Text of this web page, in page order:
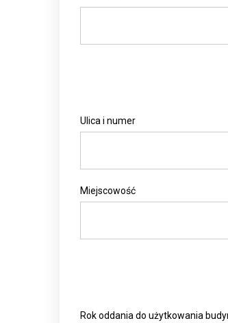
Ulica i numer
Miejscowość
Rok oddania do użytkowania